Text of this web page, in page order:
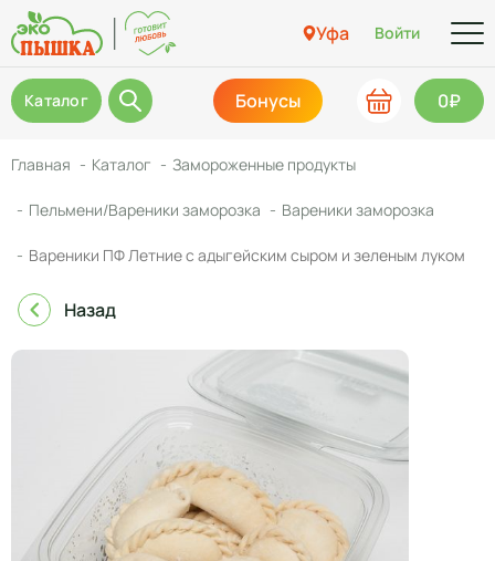
Уфа Войти
Каталог Бонусы 0₽
Главная Каталог Замороженные продукты
Пельмени/Вареники заморозка Вареники заморозка
Вареники ПФ Летние с адыгейским сыром и зеленым луком
Назад